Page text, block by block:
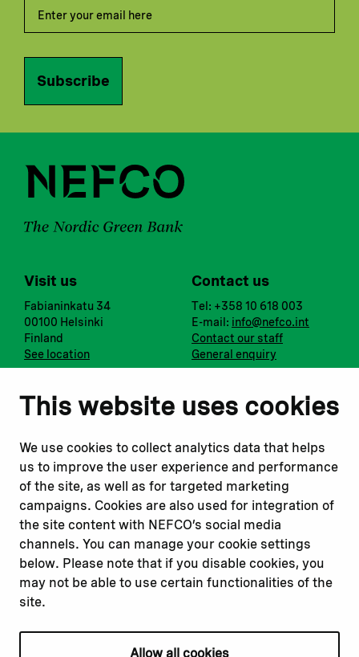
This website uses cookies
We use cookies to collect analytics data that helps
us to improve the user experience and performance
of the site, as well as for targeted marketing
campaigns. Cookies are also used for integration of
the site content with NEFCO’s social media
channels. You can manage your cookie settings
below. Please note that if you disable cookies, you
may not be able to use certain functionalities of the
site.
Allow all cookies
Subscribe
Visit us
Fabianinkatu 34
00100 Helsinki
Finland
See location
Contact us
Tel: +358 10 618 003
E-mail: info@nefco.int
Contact our staff
General enquiry
Notify us
Report a concern
Submit a complaint
Instagram
Youtube
Read about
Our financing
Our projects
Our impact
Our workplace
Related websites
Nopef
BGFA
MCFA